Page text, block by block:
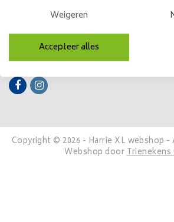
Categorieën
Contactgegevens
Volg ons
Copyright © 2026 - Harrie XL webshop
Webshop door
Weigeren
Accepteer alles